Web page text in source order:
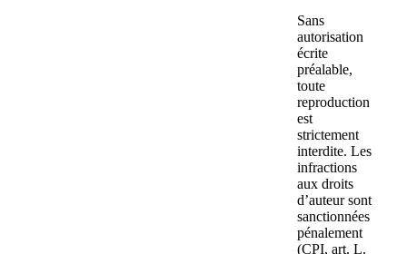
Sans
autorisation
écrite
préalable,
toute
reproduction
est
strictement
interdite. Les
infractions
aux droits
d’auteur sont
sanctionnées
pénalement
(CPI, art. L.